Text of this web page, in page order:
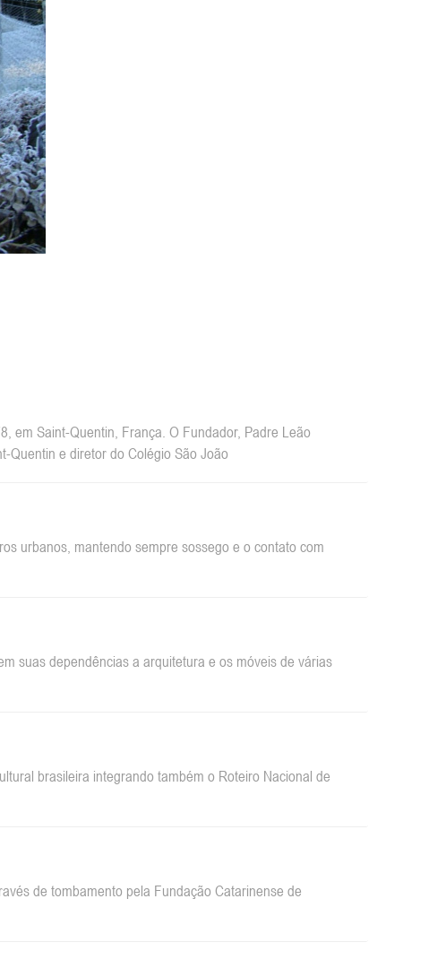
em Saint-Quentin, França. O Fundador, Padre Leão
Quentin e diretor do Colégio São João
urbanos, mantendo sempre sossego e o contato com
suas dependências a arquitetura e os móveis de várias
brasileira integrando também o Roteiro Nacional de
de tombamento pela Fundação Catarinense de